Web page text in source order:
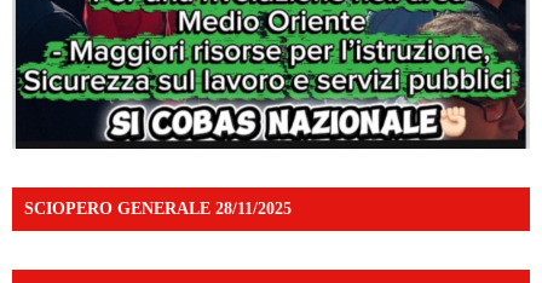
SCIOPERO GENERALE 28/11/2025